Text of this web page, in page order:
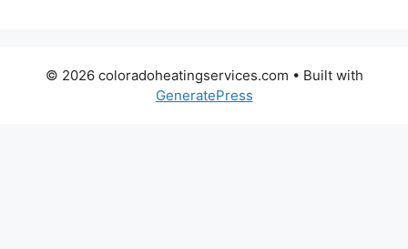
© 2026 coloradoheatingservices.com • Built with
GeneratePress